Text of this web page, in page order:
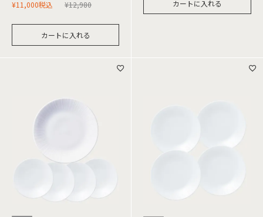
¥12,980
¥11,000税込
カートに入れる
カートに入れる